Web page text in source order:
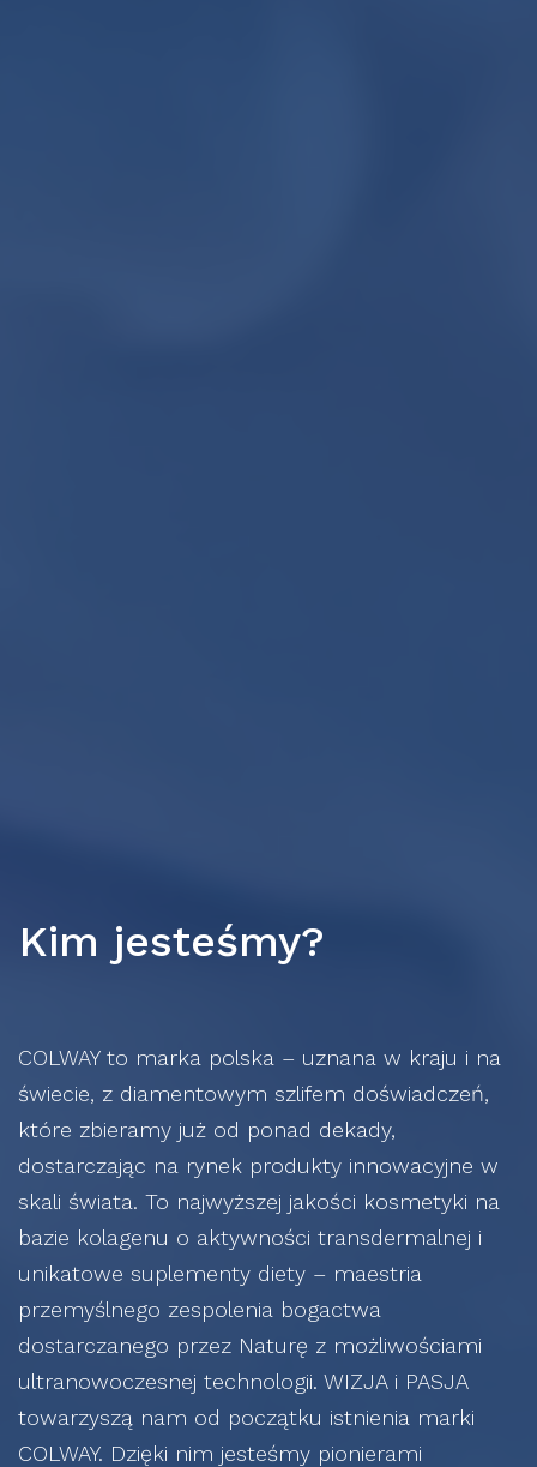
Kim jesteśmy?
COLWAY to marka polska – uznana w kraju i na
świecie, z diamentowym szlifem doświadczeń,
które zbieramy już od ponad dekady,
dostarczając na rynek produkty innowacyjne w
skali świata. To najwyższej jakości kosmetyki na
bazie kolagenu o aktywności transdermalnej i
unikatowe suplementy diety – maestria
przemyślnego zespolenia bogactwa
dostarczanego przez Naturę z możliwościami
ultranowoczesnej technologii. WIZJA i PASJA
towarzyszą nam od początku istnienia marki
COLWAY. Dzięki nim jesteśmy pionierami